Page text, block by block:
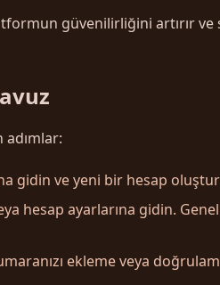
güvenilirliğini artırır ve
adımlar:
gidin ve yeni bir hesap
hesap ayarlarına gidin.
ekleme veya